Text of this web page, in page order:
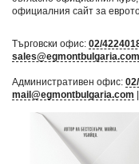
официалния сайт за
Търговски офис: 02/
sales@egmontbulgaria.com
Административен офис:
mail@egmontbulgaria.com